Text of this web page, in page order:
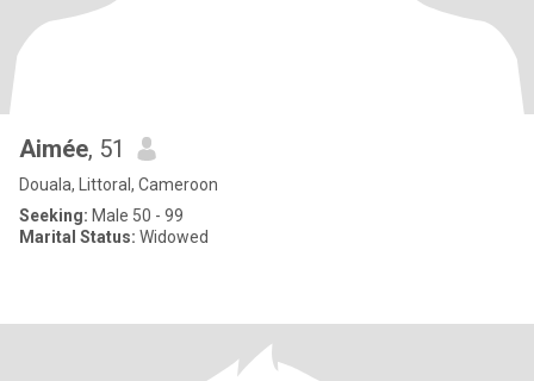
Aimée, 51
Douala, Littoral, Cameroon
Seeking: Male 50 - 99
Marital Status: Widowed